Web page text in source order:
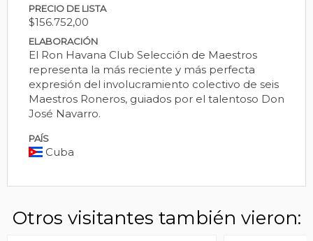
PRECIO DE LISTA
$156.752,00
ELABORACIÓN
El Ron Havana Club Selección de Maestros
representa la más reciente y más perfecta
expresión del involucramiento colectivo de seis
Maestros Roneros, guiados por el talentoso Don
José Navarro.
PAÍS
Cuba
Otros visitantes también vieron: